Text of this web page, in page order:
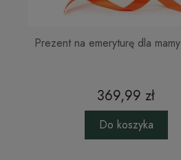
Prezent na emeryturę dla mamy
369,99 zł
Do koszyka